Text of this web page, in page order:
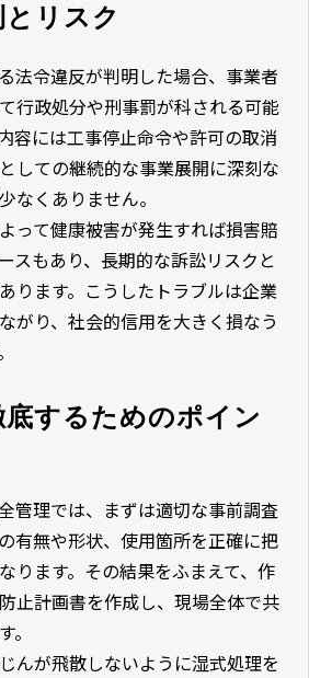
リスク
法令違反が判明した場合、事業者
行政処分や刑事罰が科される可能
容には工事停止命令や許可の取消
しての継続的な事業展開に深刻な
なくありません。
って健康被害が発生すれば損害賠
スもあり、長期的な訴訟リスクと
ります。こうしたトラブルは企業
がり、社会的信用を大きく損なう
するためのポイン
管理では、まずは適切な事前調査
有無や形状、使用箇所を正確に把
ります。その結果をふまえて、作
止計画書を作成し、現場全体で共
。
んが飛散しないように湿式処理を